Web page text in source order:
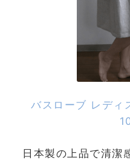
バスローブ レデ
日本製の上品で清潔